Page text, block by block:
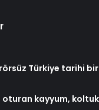
Türkiye tarihi bir
oturan kayyum,